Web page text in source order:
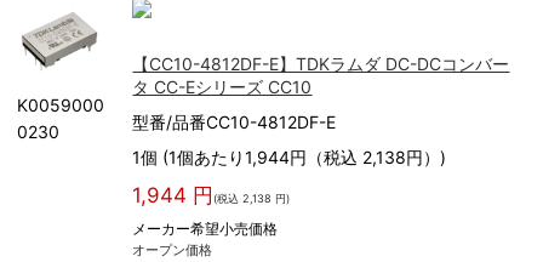
K0059000
0230
【CC10-4812DF-E】TDKラムダ DC-DCコンバー
タ CC-Eシリーズ CC10
型番/品番CC10-4812DF-E
1個 (1個あたり1,944円（税込 2,138円）)
1,944 円 (税込 2,138 円)
メーカー希望小売価格
オープン価格